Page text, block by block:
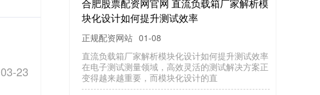
03-23
合肥股票配资网官网 直流负载箱厂家解析模
块化设计如何提升测试效率
正规配资网站 01-08
直流负载箱厂家解析模块化设计如何提升测试效率
在电子测试测量领域，高效灵活的测试解决方案正
变得越来越重要，而模块化设计的直